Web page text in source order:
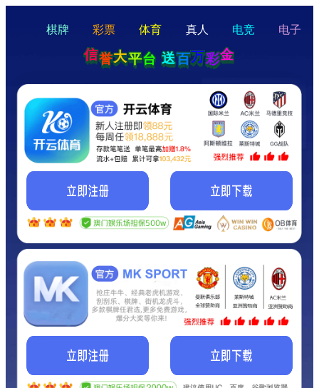
hello
Hey Guys!
我们即将上线啦...
我们的网站正在建设.
它将是非常棒的网站.